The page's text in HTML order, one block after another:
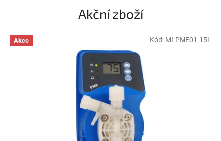
Akční zboží
Akce Kód: MI-PME01-15L